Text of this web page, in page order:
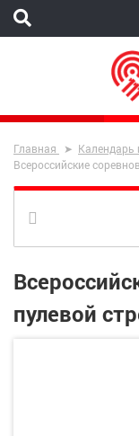
Главная Календарь
Всероссийские
пулевой